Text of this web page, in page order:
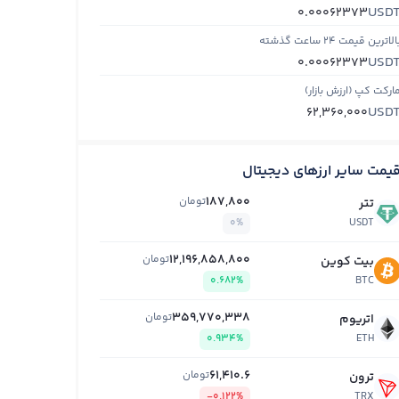
0.00062373
قیمت ۲۴ ساعت گذشته
0.00062373
مارکت کپ (ارزش بازار)
62,360,000
قیمت سایر ارزهای دیجیتال
تتر
USDT
187,800تومان
0%
بیت کوین
BTC
12,196,858,800تومان
0.682%
اتریوم
ETH
359,770,338تومان
0.934%
ترون 61,410.6تومان